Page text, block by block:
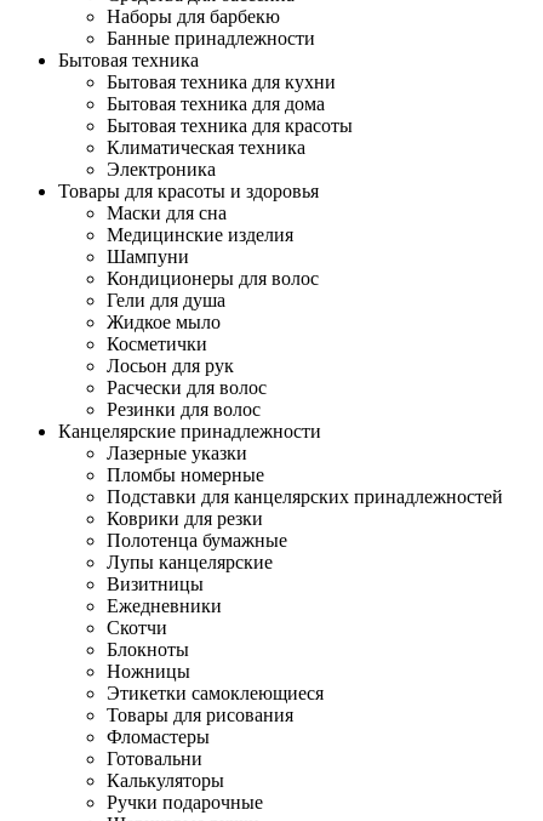
Наборы для барбекю
Банные принадлежности
Бытовая техника
Бытовая техника для кухни
Бытовая техника для дома
Бытовая техника для красоты
Климатическая техника
Электроника
Товары для красоты и здоровья
Маски для сна
Медицинские изделия
Шампуни
Кондиционеры для волос
Гели для душа
Жидкое мыло
Косметички
Лосьон для рук
Расчески для волос
Резинки для волос
Канцелярские принадлежности
Лазерные указки
Пломбы номерные
Подставки для канцелярских принадлежностей
Коврики для резки
Полотенца бумажные
Лупы канцелярские
Визитницы
Ежедневники
Скотчи
Блокноты
Ножницы
Этикетки самоклеющиеся
Товары для рисования
Фломастеры
Готовальни
Калькуляторы
Ручки подарочные